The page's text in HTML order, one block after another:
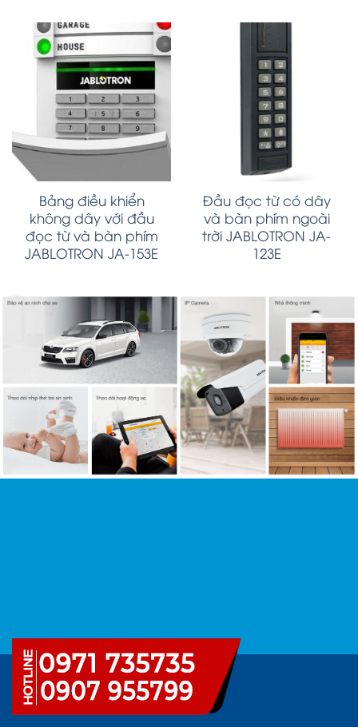
Bảng điều khiển
không dây với đầu
đọc từ và bàn phím
JABLOTRON JA-153E
Đầu đọc từ có dây
và bàn phím ngoài
trời JABLOTRON JA-
123E